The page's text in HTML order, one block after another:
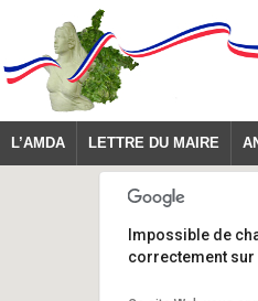
L’AMDA LETTRE DU MAIRE
Impossible de
correctement sur